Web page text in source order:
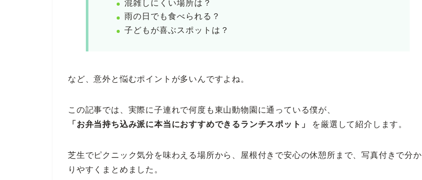
混雑しにくい場所は？
雨の日でも食べられる？
子どもが喜ぶスポットは？
など、意外と悩むポイントが多いんですよね。
この記事では、実際に子連れで何度も東山動物園に通っている僕が、
「お弁当持ち込み派に本当におすすめできるランチスポット」
を厳選して紹介します。
芝生でピクニック気分を味わえる場所から、屋根付きで安心の休憩所まで、写真付きで分か
りやすくまとめました。